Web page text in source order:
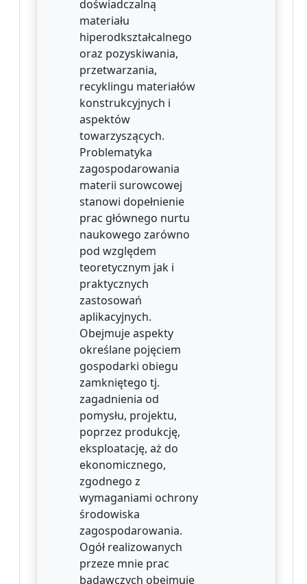
doświadczalną
materiału
hiperodkształcalnego
oraz pozyskiwania,
przetwarzania,
recyklingu materiałów
konstrukcyjnych i
aspektów
towarzyszących.
Problematyka
zagospodarowania
materii surowcowej
stanowi dopełnienie
prac głównego nurtu
naukowego zarówno
pod względem
teoretycznym jak i
praktycznych
zastosowań
aplikacyjnych.
Obejmuje aspekty
określane pojęciem
gospodarki obiegu
zamkniętego tj.
zagadnienia od
pomysłu, projektu,
poprzez produkcję,
eksploatację, aż do
ekonomicznego,
zgodnego z
wymaganiami ochrony
środowiska
zagospodarowania.
Ogół realizowanych
przeze mnie prac
badawczych obejmuje